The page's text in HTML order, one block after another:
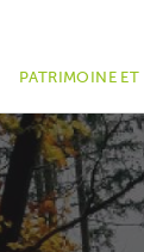
PATRIMOINE